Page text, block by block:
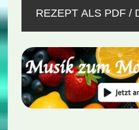
REZEPT ALS PDF /